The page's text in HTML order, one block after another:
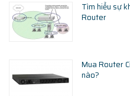
Tìm hiểu sự
Router
Mua Router
nào?